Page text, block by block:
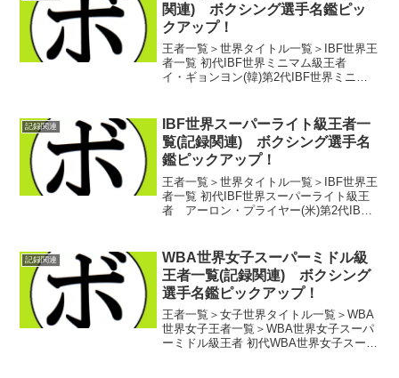
関連) ボクシング選手名鑑ピッ
クアップ！
王者一覧＞世界タイトル一覧＞IBF世界王
者一覧 初代IBF世界ミニマム級王者
イ・ギョンヨン(韓)第2代IBF世界ミニマ
コ・トーマス(インドネシア)第4代IBF...
記録関連
IBF世界スーパーライト級王者一
覧(記録関連) ボクシング選手名
鑑ピックアップ！
王者一覧＞世界タイトル一覧＞IBF世界王
者一覧 初代IBF世界スーパーライト級王
者 アーロン・プライヤー(米)第2代IBF
ト級王者 ジョー・マンリー(米)第4代I...
記録関連
WBA世界女子スーパーミドル級
王者一覧(記録関連) ボクシング
選手名鑑ピックアップ！
王者一覧＞女子世界タイトル一覧＞WBA
世界女子王者一覧＞WBA世界女子スーパ
ーミドル級王者 初代WBA世界女子スーパ